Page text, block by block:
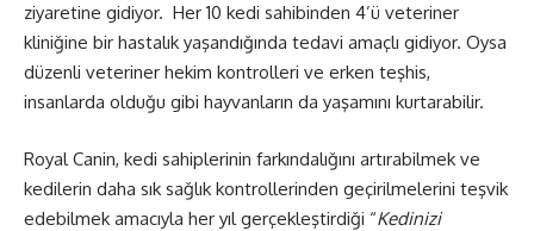
ziyaretine gidiyor. Her 10 kedi sahibinden 4’ü veteriner
kliniğine bir hastalık yaşandığında tedavi amaçlı gidiyor. Oysa
düzenli veteriner hekim kontrolleri ve erken teşhis,
insanlarda olduğu gibi hayvanların da yaşamını kurtarabilir.
Royal Canin, kedi sahiplerinin farkındalığını artırabilmek ve
kedilerin daha sık sağlık kontrollerinden geçirilmelerini teşvik
edebilmek amacıyla her yıl gerçekleştirdiği “Kedinizi